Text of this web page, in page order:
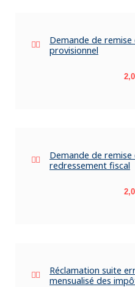
Demande de
provisionnel
Demande de
redressement fiscal
Réclamation suite
mensualisé des